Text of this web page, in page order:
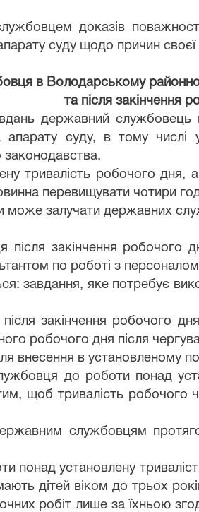
доказів
суду щодо причин своєї
в Володарському
та після закінчення
державний
суду, в тому числі
законодавства.
тривалість робочого дня,
перевищувати чотири
може залучати державних
закінчення робочого
по роботі з
завдання, яке потребує
закінчення робочого
робочого дня після
внесення в установленому
до роботи понад
щоб тривалість робочого
службовцям
понад установлену
дітей віком до трьох
робіт лише за їхньою